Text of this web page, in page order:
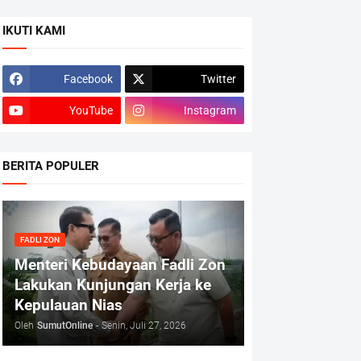
IKUTI KAMI
Facebook Twitter
YouTube Instagram
BERITA POPULER
FADLI ZON
Menteri Kebudayaan Fadli Zon
Lakukan Kunjungan Kerja ke
Kepulauan Nias
Oleh SumutOnline - Senin, Juli 27, 2026